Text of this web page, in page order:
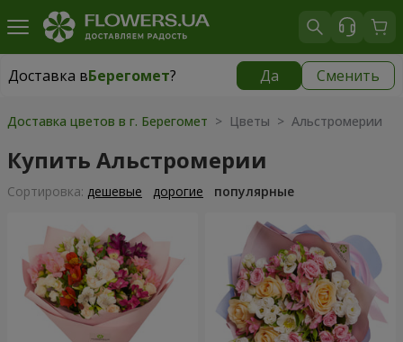
Доставка вБерегомет? Да Сменить
Доставка вБерегомет|
Доставка цветов в г. Берегомет > Цветы > Альстромерии
Купить Альстромерии
Cортировка: дешевые дорогие популярные